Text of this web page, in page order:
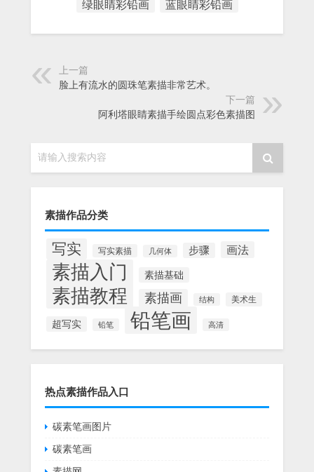
绿眼睛彩铅画 蓝眼睛彩铅画
上一篇
脸上有流水的圆珠笔素描非常艺术。
下一篇
阿利塔眼睛素描手绘圆点彩色素描图
请输入搜索内容
素描作品分类
写实 写实素描 几何体 步骤 画法
素描入门 素描基础
素描教程 素描画 结构 美术生
超写实 铅笔 铅笔画 高清
热点素描作品入口
碳素笔画图片
碳素笔画